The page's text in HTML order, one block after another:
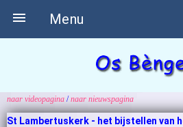
Menu

naar videopagina /naar nieuwspagina
St Lambertuskerk - het bijstellen van